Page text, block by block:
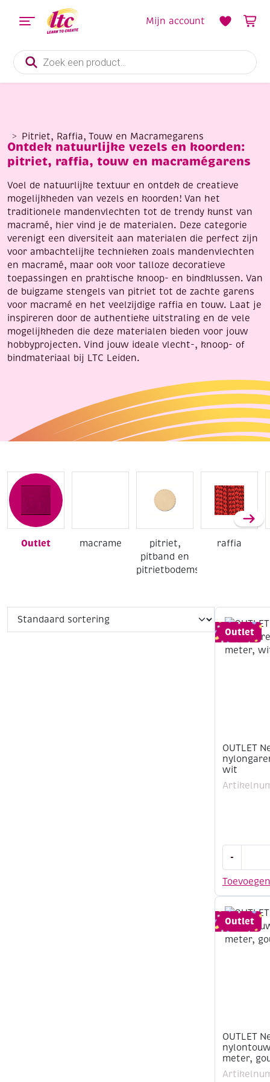
Producten
zoeken
Mijn account
Pitriet, Raffia, Touw en Macramegarens
Ontdek natuurlijke vezels en koorden:
pitriet, raffia, touw en macramégarens
Voel de natuurlijke textuur en ontdek de creatieve
mogelijkheden van vezels en koorden! Van het
traditionele mandenvlechten tot de trendy kunst van
macramé, hier vind je de materialen. Deze categorie
verenigt een diversiteit aan materialen die perfect zijn
voor ambachtelijke technieken zoals mandenvlechten
en macramé, maar ook voor talloze decoratieve
toepassingen en praktische knoop- en bindklussen. Van
de buigzame stengels van pitriet tot de zachte garens
voor macramé en het veelzijdige raffia en touw. Laat je
inspireren door de authentieke uitstraling en de vele
mogelijkheden die deze materialen bieden voor jouw
hobbyprojecten. Vind jouw ideale vlecht-, knoop- of
bindmateriaal bij LTC Leiden.
Outlet macrame
pitriet,
pitband en
pitrietbodems
raffia
Outlet
OUTLET
wit
Toevoegen
-
meter,
wit
aantal
Outlet
OUTLET
meter,